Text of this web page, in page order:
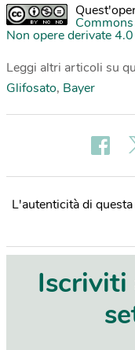
Non opere derivate
Leggi altri articoli su
Glifosato, Bayer
L'autenticità di
Iscriviti